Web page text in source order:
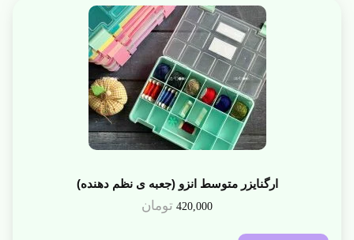
ارگنایزر متوسط انزو (جعبه ی نظم دهنده)
420,000 تومان